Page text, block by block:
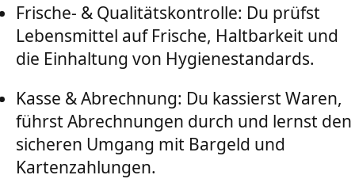
Frische- & Qualitätskontrolle: Du prüfst
Lebensmittel auf Frische, Haltbarkeit und
die Einhaltung von Hygienestandards.
Kasse & Abrechnung: Du kassierst Waren,
führst Abrechnungen durch und lernst den
sicheren Umgang mit Bargeld und
Kartenzahlungen.